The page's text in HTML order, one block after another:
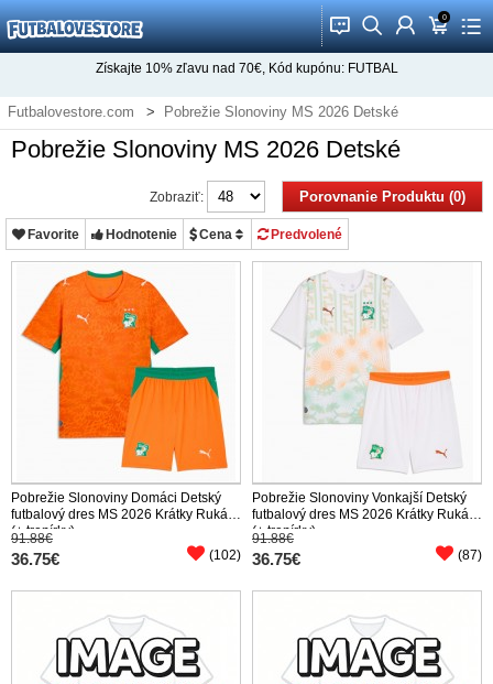
󰂱 󰂨 󰃳 0
󰃦 󰃖
Získajte 10%zľavu nad 70€, Kód kupónu: FUTBAL
Futbalovestore.com Pobrežie Slonoviny MS 2026 Detské
Pobrežie Slonoviny MS 2026 Detské
Porovnanie Produktu (0)
Zobraziť:
Favorite Hodnotenie Cena Predvolené
Pobrežie Slonoviny Domáci Detský
futbalový dres MS 2026 Krátky Rukáv
(+ trenírky)
91.88€
36.75€ (102)
Pobrežie Slonoviny Vonkajší Detský
futbalový dres MS 2026 Krátky Rukáv
(+ trenírky)
91.88€
36.75€ (87)